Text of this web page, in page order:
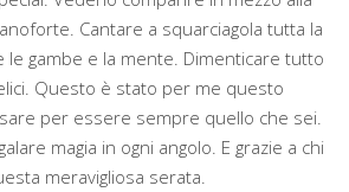
Cantare a squarciagola tutta la
le gambe e la mente. Dimenticare tutto
Questo è stato per me questo
per essere sempre quello che sei.
magia in ogni angolo. E grazie a chi
meravigliosa serata.